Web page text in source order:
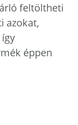
feltöltheti
azokat,
éppen